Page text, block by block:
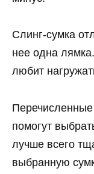
Слинг-сумка
нее одна
любит
помогут
лучше всего
выбранную